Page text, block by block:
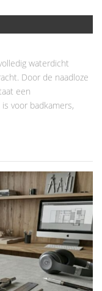
waterdicht
Door de naadloze
een
voor badkamers,